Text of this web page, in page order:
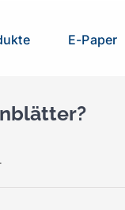
E-Paper